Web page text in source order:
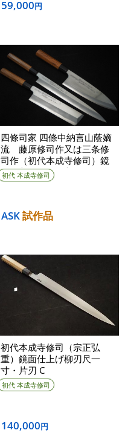
59,000円
四條司家 四條中納言山蔭嫡
流 藤原修司作又は三条修
司作（初代本成寺修司）鏡
面 3本セット（大）1998年
初代 本成寺修司
ASK試作品
初代本成寺修司（宗正弘
重）鏡面仕上げ柳刃尺一
寸・片刃 C
初代 本成寺修司
140,000円